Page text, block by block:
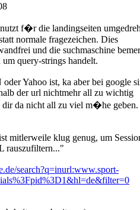
f�r die landingseiten
normale fragezeichen. Dies
und die suchmaschine
um query-strings handelt.
Yahoo ist, ka aber bei google
der url nichtmehr all zu wichtig
dir da nicht all zu viel m�he geben.
mitlerweile klug genug, um
rauszufiltern..."
search?q=inurl:www.sport-